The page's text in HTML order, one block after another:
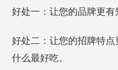
好处一：让您的品牌更有
好处二：让您的招牌特
什么最好吃。